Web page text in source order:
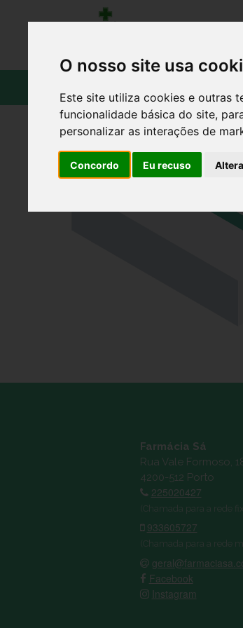
O nosso site usa
Este site utiliza cookies e outras
funcionalidade básica do site,
personalizar as interações de
Concordo Eu recuso
Farmácia Sá
Rua Vale Formoso,
4200-512 Porto
225020427
(Chamada para a rede
933605727
(Chamada para a rede
Facebook
Instagram